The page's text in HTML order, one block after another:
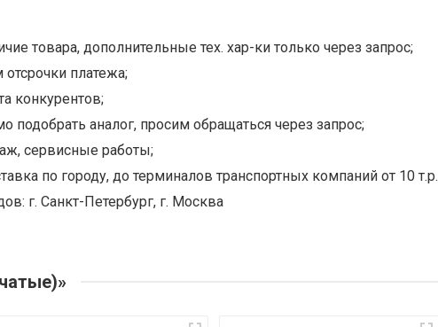
товара, дополнительные тех. хар-ки только через запрос;
платежа;
конкурентов;
подобрать аналог, просим обращаться через запрос;
сервисные работы;
по городу, до терминалов транспортных компаний от 10 т.р.
г. Санкт-Петербург, г. Москва